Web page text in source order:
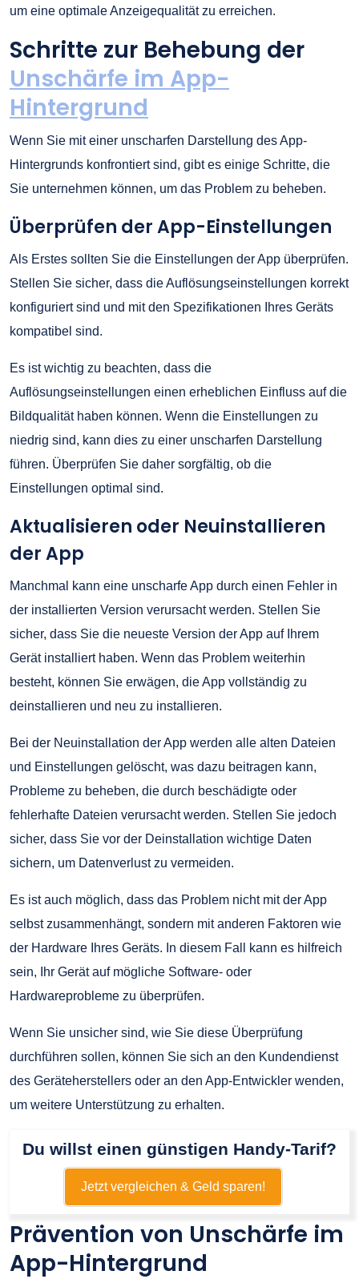
um eine optimale Anzeigequalität zu erreichen.
Schritte zur Behebung der
Unschärfe im App-
Hintergrund
Wenn Sie mit einer unscharfen Darstellung des App-
Hintergrunds konfrontiert sind, gibt es einige Schritte, die
Sie unternehmen können, um das Problem zu beheben.
Überprüfen der App-Einstellungen
Als Erstes sollten Sie die Einstellungen der App überprüfen.
Stellen Sie sicher, dass die Auflösungseinstellungen korrekt
konfiguriert sind und mit den Spezifikationen Ihres Geräts
kompatibel sind.
Es ist wichtig zu beachten, dass die
Auflösungseinstellungen einen erheblichen Einfluss auf die
Bildqualität haben können. Wenn die Einstellungen zu
niedrig sind, kann dies zu einer unscharfen Darstellung
führen. Überprüfen Sie daher sorgfältig, ob die
Einstellungen optimal sind.
Aktualisieren oder Neuinstallieren
der App
Manchmal kann eine unscharfe App durch einen Fehler in
der installierten Version verursacht werden. Stellen Sie
sicher, dass Sie die neueste Version der App auf Ihrem
Gerät installiert haben. Wenn das Problem weiterhin
besteht, können Sie erwägen, die App vollständig zu
deinstallieren und neu zu installieren.
Bei der Neuinstallation der App werden alle alten Dateien
und Einstellungen gelöscht, was dazu beitragen kann,
Probleme zu beheben, die durch beschädigte oder
fehlerhafte Dateien verursacht werden. Stellen Sie jedoch
sicher, dass Sie vor der Deinstallation wichtige Daten
sichern, um Datenverlust zu vermeiden.
Es ist auch möglich, dass das Problem nicht mit der App
selbst zusammenhängt, sondern mit anderen Faktoren wie
der Hardware Ihres Geräts. In diesem Fall kann es hilfreich
sein, Ihr Gerät auf mögliche Software- oder
Hardwareprobleme zu überprüfen.
Wenn Sie unsicher sind, wie Sie diese Überprüfung
durchführen sollen, können Sie sich an den Kundendienst
des Geräteherstellers oder an den App-Entwickler wenden,
um weitere Unterstützung zu erhalten.
Du willst einen günstigen Handy-Tarif?
Jetzt vergleichen & Geld sparen!
Prävention von Unschärfe im
App-Hintergrund